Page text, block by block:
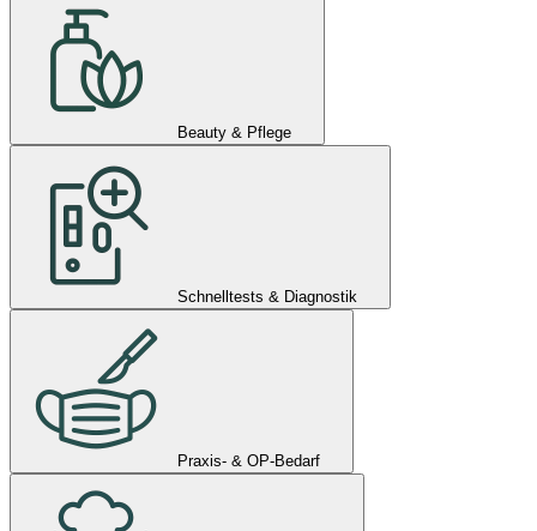
Beauty & Pflege
Schnelltests & Diagnostik
Praxis- & OP-Bedarf